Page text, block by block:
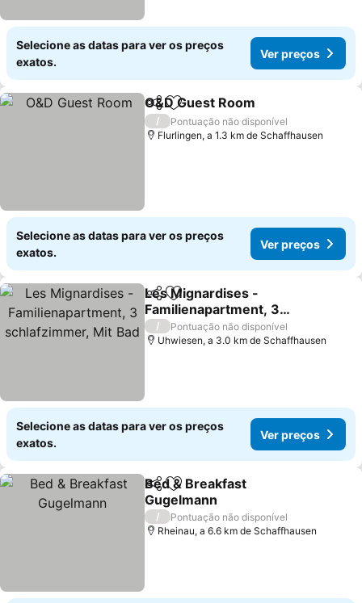
Selecione as datas para ver os preços
exatos.
Ver preços
PartilharAdicionar aos favoritos
O&D Guest Room
/
Pontuação não disponível
Flurlingen, a 1.3 km de Schaffhausen
Selecione as datas para ver os preços
exatos.
Ver preços
PartilharAdicionar aos favoritos
Les Mignardises -
Familienapartment, 3
schlafzimmer, Mit Bad
/
Pontuação não disponível
Uhwiesen, a 3.0 km de Schaffhausen
Selecione as datas para ver os preços
exatos.
Ver preços
PartilharAdicionar aos favoritos
Bed & Breakfast
Gugelmann
/
Pontuação não disponível
Rheinau, a 6.6 km de Schaffhausen